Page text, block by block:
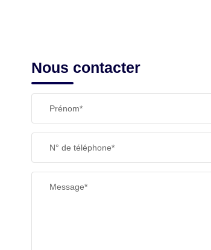
Nous contacter
Prénom*
N° de téléphone*
Message*